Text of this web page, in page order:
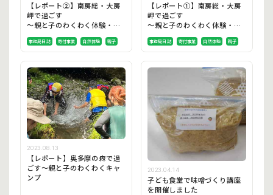
【レポート②】南房総・大房
岬で過ごす
～親と子のわくわく体験・海
事務局日誌 寄付事業 自然体験 親子
【レポート①】南房総・大房
岬で過ごす
～親と子のわくわく体験・海
事務局日誌 寄付事業 自然体験 親子
2023.08.13
【レポート】奥多摩の森で過
ごす〜親と子のわくわくキャ
ンプ
2023.04.14
子ども食堂で味噌づくり講座
を開催しました